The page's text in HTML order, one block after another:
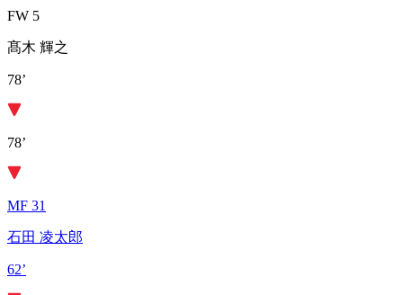
FW 5
髙木 輝之
78’
78’
MF 31
石田 凌太郎
62’